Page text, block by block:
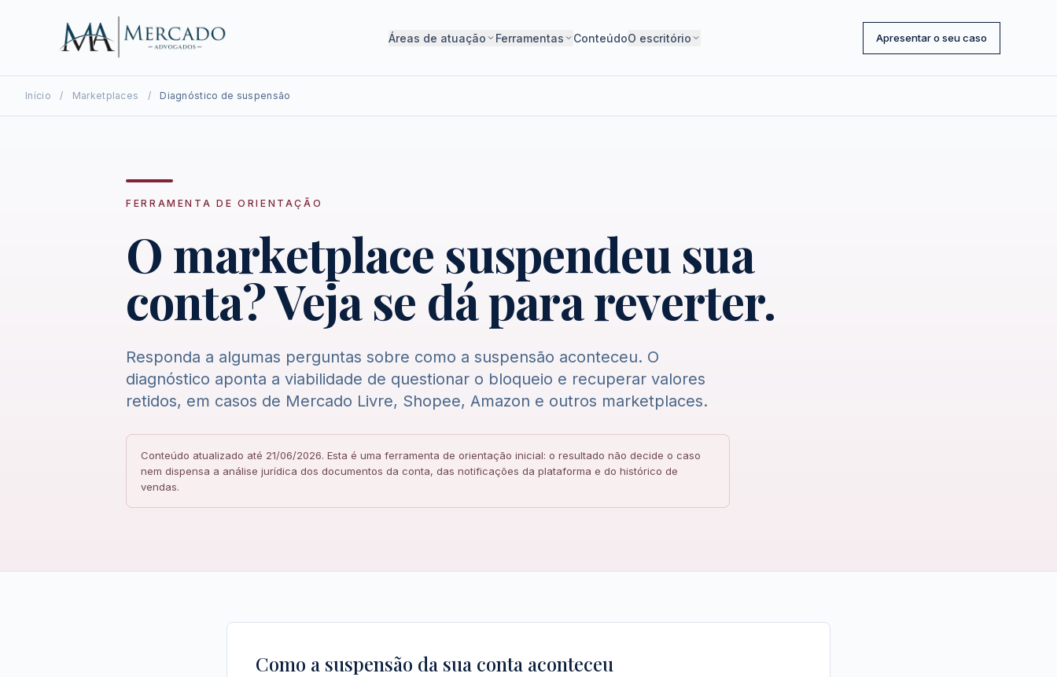
Áreas de atuação Ferramentas ConteúdoO escritório Apresentar o seu caso
Início / Marketplaces / Diagnóstico de suspensão
FERRAMENTA DE ORIENTAÇÃO
O marketplace suspendeu sua
conta? Veja se dá para reverter.
Responda a algumas perguntas sobre como a suspensão aconteceu. O
diagnóstico aponta a viabilidade de questionar o bloqueio e recuperar valores
retidos, em casos de Mercado Livre, Shopee, Amazon e outros marketplaces.
Conteúdo atualizado até 21/06/2026. Esta é uma ferramenta de orientação inicial: o resultado não decide o caso
nem dispensa a análise jurídica dos documentos da conta, das notificações da plataforma e do histórico de
vendas.
Como a suspensão da sua conta aconteceu